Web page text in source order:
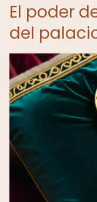
El poder
del